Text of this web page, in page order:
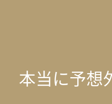
本当に予想